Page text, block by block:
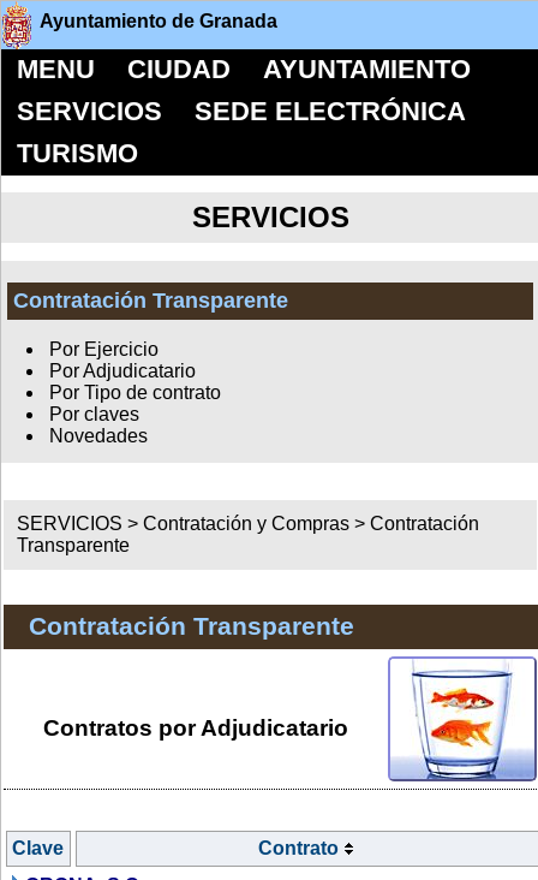
Ayuntamiento de Granada
MENU CIUDAD
AYUNTAMIENTO
SERVICIOS
SEDE ELECTRÓNICA
TURISMO
SERVICIOS
Contratación Transparente
Por Ejercicio
Por Adjudicatario
Por Tipo de contrato
Por claves
Novedades
SERVICIOS >Contratación y Compras >Contratación
Transparente
Contratación Transparente
Contratos por Adjudicatario
Clave
Contrato